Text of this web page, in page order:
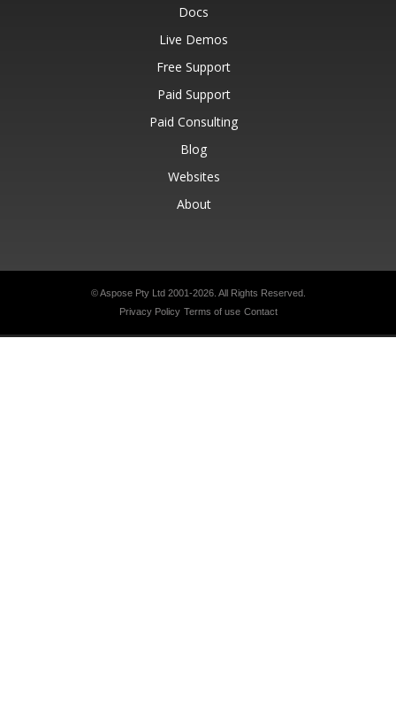
Docs
Live Demos
Free Support
Paid Support
Paid Consulting
Blog
Websites
About
© Aspose Pty Ltd 2001-2026. All Rights Reserved.
Privacy Policy Terms of use Contact